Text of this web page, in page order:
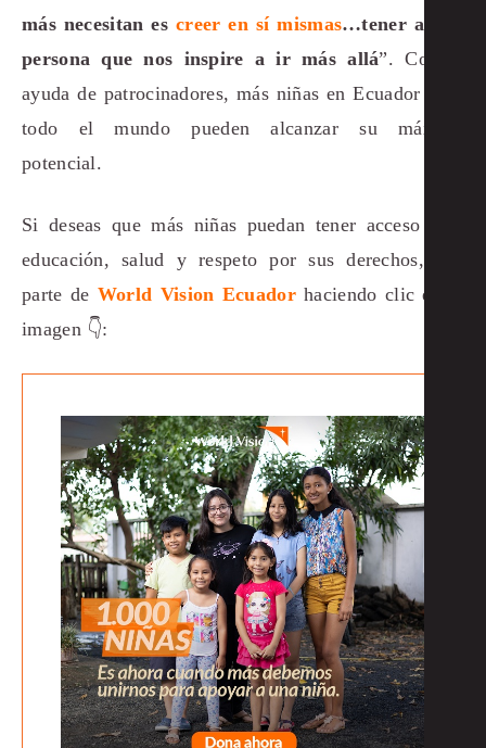
más necesitan es creer en sí mismas…tener a una
persona que nos inspire a ir más allá”. Con la
ayuda de patrocinadores, más niñas en Ecuador y en
todo el mundo pueden alcanzar su máximo
potencial.
Si deseas que más niñas puedan tener acceso a la
educación, salud y respeto por sus derechos, haz
parte de World Vision Ecuadorhaciendo clic en la
imagen 👇: